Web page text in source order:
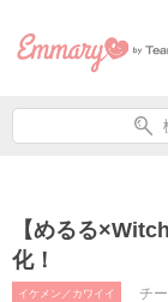
【めるる
化！
イケメン／カワイイ チ